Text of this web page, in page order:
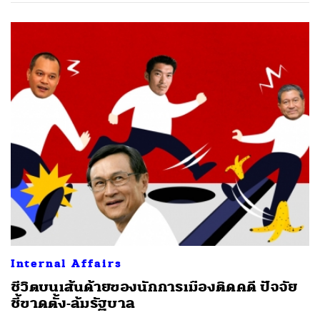
Internal Affairs
ชีวิตบนเส้นด้ายของนักการเมืองติดคดี ปัจจัย
ชี้ขาดตั้ง-ล้มรัฐบาล